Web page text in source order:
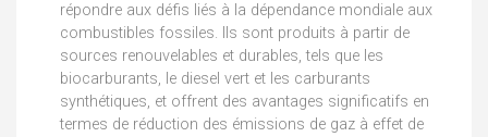
répondre aux défis liés à la dépendance mondiale aux
combustibles fossiles. Ils sont produits à partir de
sources renouvelables et durables, tels que les
biocarburants, le diesel vert et les carburants
synthétiques, et offrent des avantages significatifs en
termes de réduction des émissions de gaz à effet de